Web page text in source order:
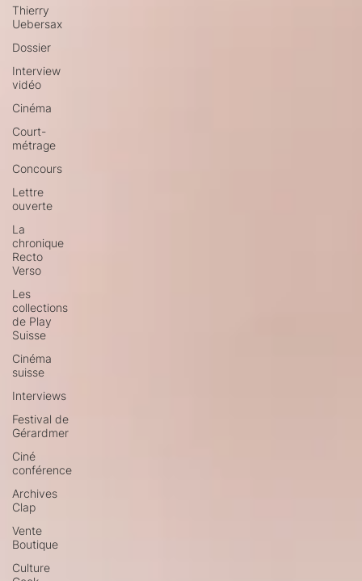
Thierry
Uebersax
Dossier
Interview
vidéo
Cinéma
Court-
métrage
Concours
Lettre
ouverte
La
chronique
Recto
Verso
Les
collections
de Play
Suisse
Cinéma
suisse
Interviews
Festival de
Gérardmer
Ciné
conférence
Archives
Clap
Vente
Boutique
Culture